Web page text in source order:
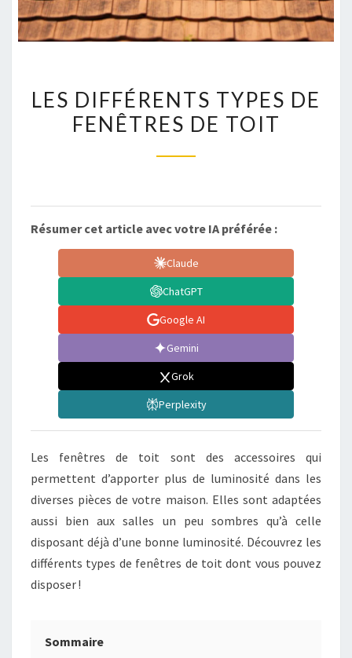
DIFFÉRENTS
TYPES
TOIT
LES DIFFÉRENTS TYPES DE
FENÊTRES DE TOIT
Résumer cet article avec votre IA préférée :
Claude
ChatGPT
Google AI
Gemini
Grok
Perplexity
Les fenêtres de toit sont des accessoires qui
permettent d’apporter plus de luminosité dans les
diverses pièces de votre maison. Elles sont adaptées
aussi bien aux salles un peu sombres qu’à celle
disposant déjà d’une bonne luminosité. Découvrez les
différents types de fenêtres de toit dont vous pouvez
disposer !
Sommaire